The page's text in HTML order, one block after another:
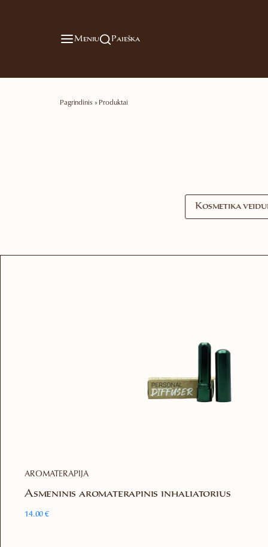
Meniu Paieška
Pagrindinis » Produktai
Kosmetika
AROMATERAPIJA
Asmeninis aromaterapinis inhaliatorius
14.00€